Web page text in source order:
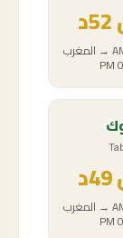
→ المغرب
49د
→ المغرب